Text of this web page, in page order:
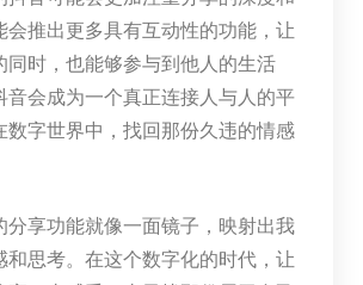
会推出更多具有互动性的功能，让
同时，也能够参与到他人的生活
音会成为一个真正连接人与人的平
数字世界中，找回那份久违的情感
分享功能就像一面镜子，映射出我
和思考。在这个数字化的时代，让